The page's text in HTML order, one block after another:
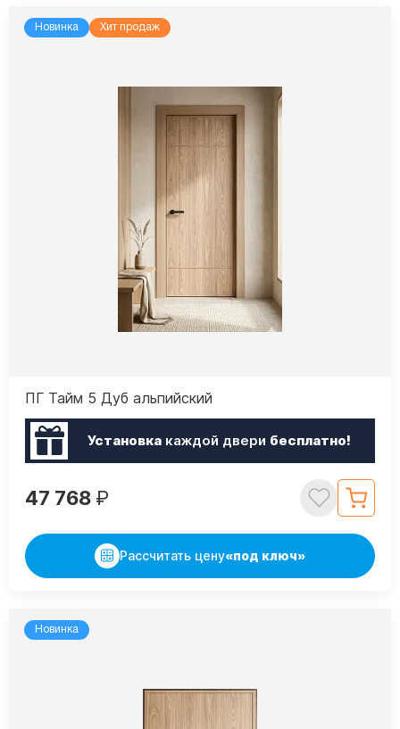
Новинка Хит продаж
ПГ Тайм 5 Дуб альпийский
Установкакаждой двери бесплатно!
47 768 ₽
Рассчитать цену«под ключ»
Новинка